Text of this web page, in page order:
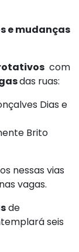
e mudanças
com
das ruas:
Dias e
Brito
nessas vias
vagas.
de
seis